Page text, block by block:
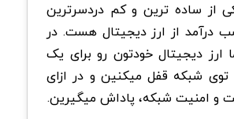
از ساده ترین و کم دردسرترین
از ارز دیجیتال هست. در
دیجیتال خودتون رو برای یک
شبکه قفل میکنین و در ازای
و امنیت شبکه، پاداش میگیرین.